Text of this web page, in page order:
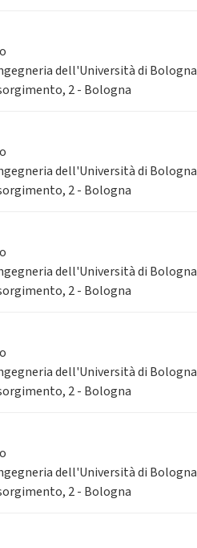
dell'Università di Bologna
2 - Bologna
dell'Università di Bologna
2 - Bologna
dell'Università di Bologna
2 - Bologna
dell'Università di Bologna
2 - Bologna
dell'Università di Bologna
2 - Bologna